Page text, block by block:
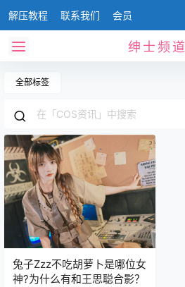
解压教程 联系我们 会员
绅士频道
全部标签
兔子Zzz不吃胡萝卜是哪位女
神?为什么有和王思聪合影？